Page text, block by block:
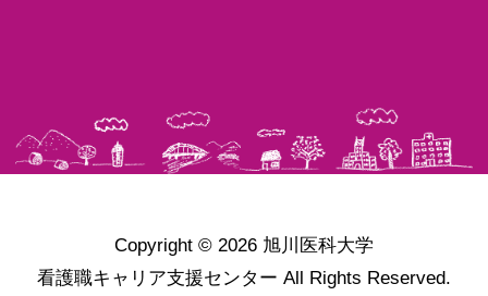
Copyright © 2026 旭川医科大学
看護職キャリア支援センター All Rights Reserved.